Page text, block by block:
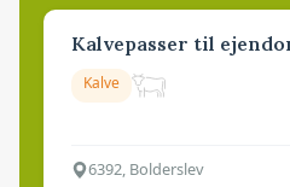
Kalvepasser til
Kalve
6392, Bolderslev